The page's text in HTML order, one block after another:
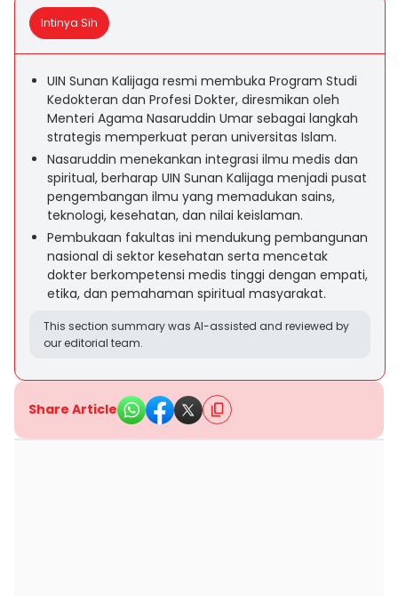
Intinya Sih
UIN Sunan Kalijaga resmi membuka Program Studi
Kedokteran dan Profesi Dokter, diresmikan oleh
Menteri Agama Nasaruddin Umar sebagai langkah
strategis memperkuat peran universitas Islam.
Nasaruddin menekankan integrasi ilmu medis dan
spiritual, berharap UIN Sunan Kalijaga menjadi pusat
pengembangan ilmu yang memadukan sains,
teknologi, kesehatan, dan nilai keislaman.
Pembukaan fakultas ini mendukung pembangunan
nasional di sektor kesehatan serta mencetak
dokter berkompetensi medis tinggi dengan empati,
etika, dan pemahaman spiritual masyarakat.
This section summary was AI-assisted and reviewed by
our editorial team.
Share Article